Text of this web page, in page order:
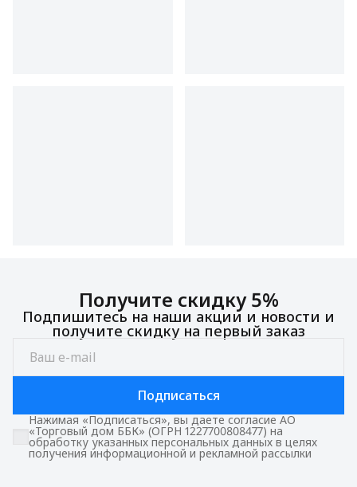
Получите скидку 5%
Подпишитесь на наши акции и новости и
получите скидку на первый заказ
Подписаться
Нажимая «Подписаться», вы даете согласие АО
«Торговый дом ББК» (ОГРН 1227700808477) на
обработку указанных персональных данных в целях
получения информационной и рекламной рассылки